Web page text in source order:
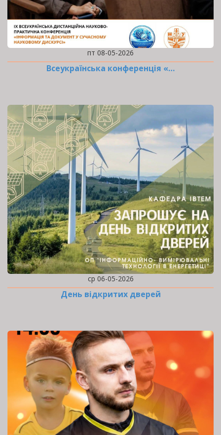
пт 08-05-2026
Всеукраїнська конференція «…
ср 06-05-2026
День відкритих дверей